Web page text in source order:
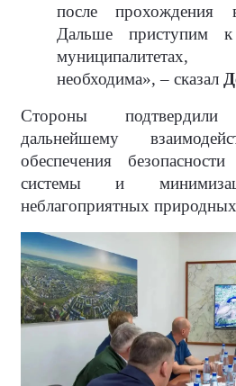
после прохождения
Дальше приступим
необходима», – сказал
Стороны
дальнейшему
обеспечения безопасности
системы и
неблагоприятных